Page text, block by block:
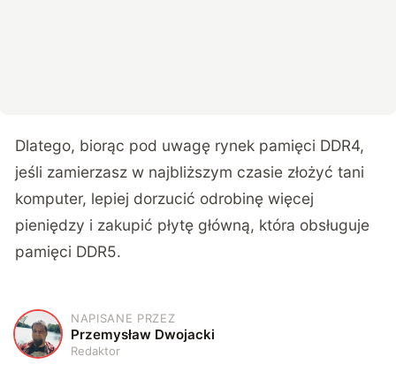
Dlatego, biorąc pod uwagę rynek pamięci DDR4,
jeśli zamierzasz w najbliższym czasie złożyć tani
komputer, lepiej dorzucić odrobinę więcej
pieniędzy i zakupić płytę główną, która obsługuje
pamięci DDR5.
P
NAPISANE PRZEZ
Przemysław Dwojacki
Redaktor